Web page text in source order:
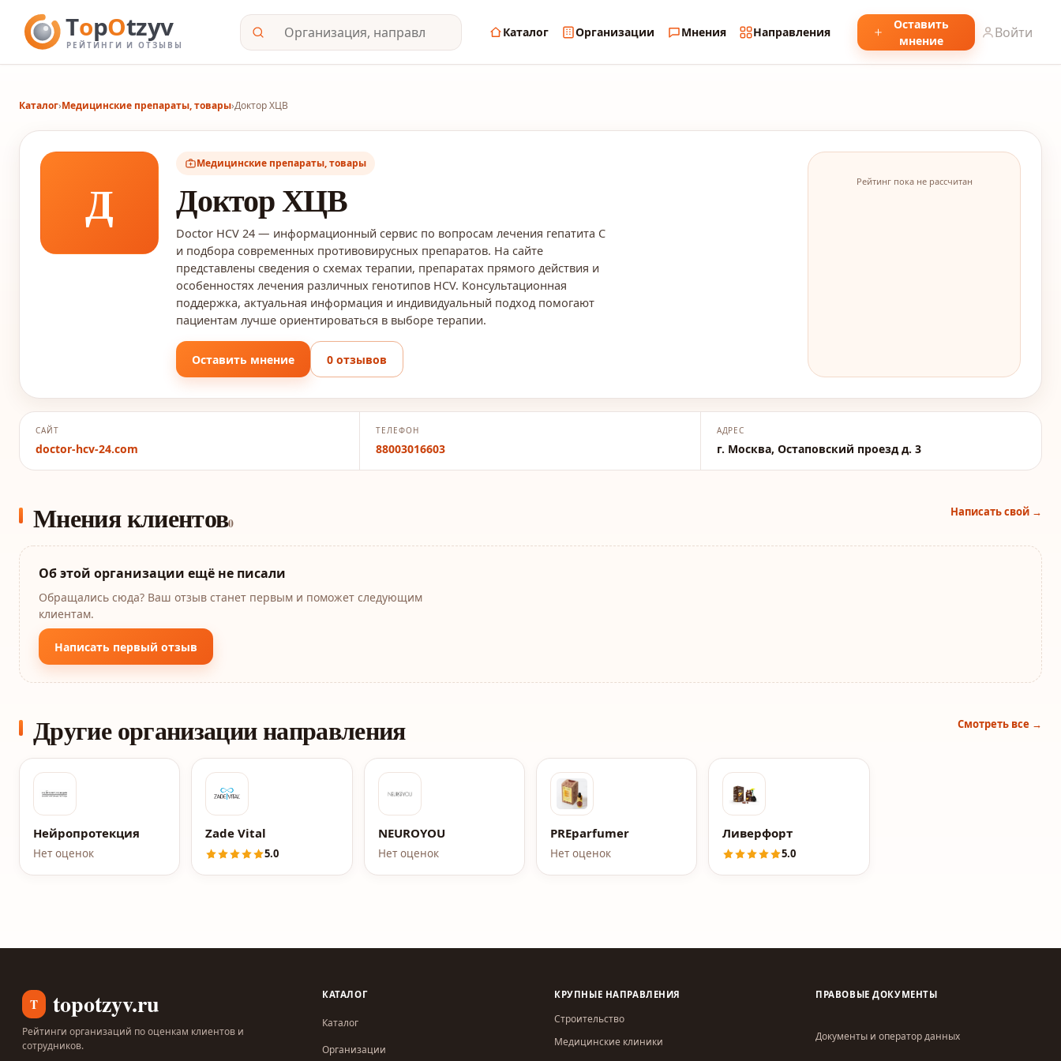
Каталог Организации Мнения Направления
Оставить
мнение
Войти
Каталог›Медицинские препараты, товары›Доктор ХЦВ
Д
Медицинские препараты, товары
Доктор ХЦВ
Doctor HCV 24 — информационный сервис по вопросам лечения гепатита C
и подбора современных противовирусных препаратов. На сайте
представлены сведения о схемах терапии, препаратах прямого действия и
особенностях лечения различных генотипов HCV. Консультационная
поддержка, актуальная информация и индивидуальный подход помогают
пациентам лучше ориентироваться в выборе терапии.
Оставить мнение 0 отзывов
Рейтинг пока не рассчитан
САЙТ
doctor-hcv-24.com
ТЕЛЕФОН
88003016603
АДРЕС
г. Москва, Остаповский проезд д. 3
Мнения клиентов0
Написать свой →
Об этой организации ещё не писали
Обращались сюда? Ваш отзыв станет первым и поможет следующим
клиентам.
Написать первый отзыв
Другие организации направления Смотреть все →
Нейропротекция
Нет оценок
Zade Vital
5.0
NEUROYOU
Нет оценок
PREparfumer
Нет оценок
Ливерфорт
5.0
T topotzyv.ru
Рейтинги организаций по оценкам клиентов и
сотрудников.
КАТАЛОГ
Каталог
Организации
КРУПНЫЕ НАПРАВЛЕНИЯ
Строительство
Медицинские клиники
ПРАВОВЫЕ ДОКУМЕНТЫ
Документы и оператор данных